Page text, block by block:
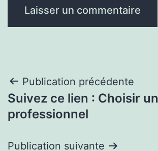
Navigation
de
Publication précédente
Suivez ce lien : Choisir un
professionnel
Publication suivante